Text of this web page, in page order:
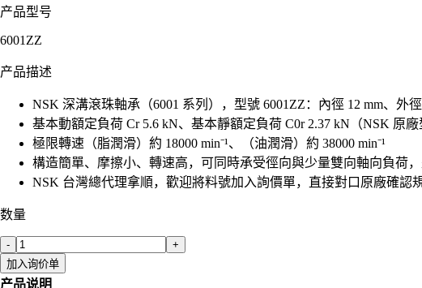
产品型号
6001ZZ
产品描述
NSK 深溝滾珠軸承（6001 系列），型號 6001ZZ：內徑 12 mm、外
基本動額定負荷 Cr 5.6 kN、基本靜額定負荷 C0r 2.37 kN（NSK 原廠
極限轉速（脂潤滑）約 18000 min⁻¹、（油潤滑）約 38000 min⁻¹
構造簡單、摩擦小、轉速高，可同時承受徑向與少量雙向軸向負荷
NSK 台灣總代理拿順，歡迎將料號加入詢價單，直接對口原廠確認
数量
-
+
加入询价单
产品说明